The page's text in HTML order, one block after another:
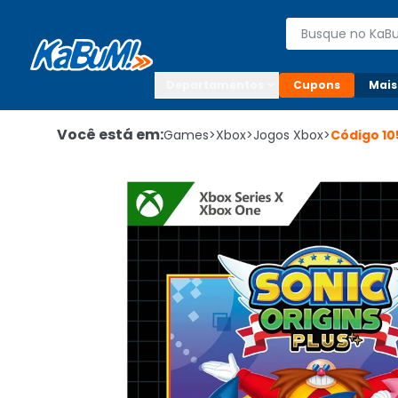
Buscar
Cupons
Você está em:Games>Xbox>Jogos Xbox>Código